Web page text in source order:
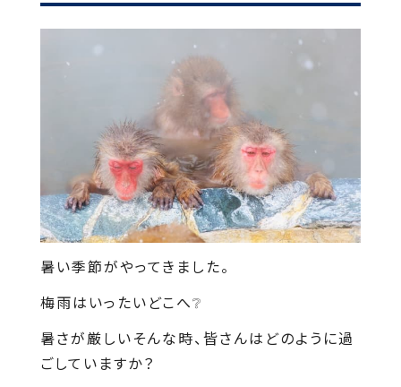
暑い季節がやってきました。
梅雨はいったいどこへ❔
暑さが厳しいそんな時、皆さんはどのように過
ごしていますか？